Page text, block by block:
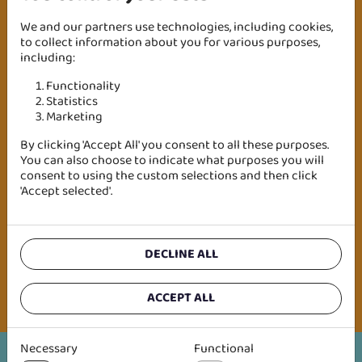
Utmaning
Inför världens största tågmässa, InnoTrans in
Berlin, behövde Westermo ha ett "showcase", i
form av en presentation, som överskådligt och
uppstå i tågspecifika datanätverk och hur
Westermos produkter löser dessa problem.
Mässbesökarna skulle känna igen sig i sin egen
miljö, det vill säga i tågen, tågens datanätverk
och den kommunikation som sker där.
We and our partners use technologies, including cookies,
to collect information about you for various purposes,
including:
Functionality
Statistics
Marketing
By clicking 'Accept All' you consent to all these purposes.
You can also choose to indicate what purposes you will
consent to using the custom selections and then click
'Accept selected'.
DECLINE ALL
ACCEPT ALL
Necessary Functional